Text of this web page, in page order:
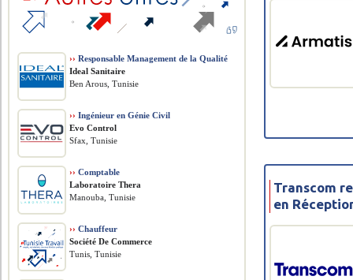
Transcom
en
›› Responsable Management de la Qualité
Ideal Sanitaire
Ben Arous, Tunisie
›› Ingénieur en Génie Civil
Evo Control
Sfax, Tunisie
›› Comptable
Laboratoire Thera
Manouba, Tunisie
›› Chauffeur
Société De Commerce
Tunis, Tunisie